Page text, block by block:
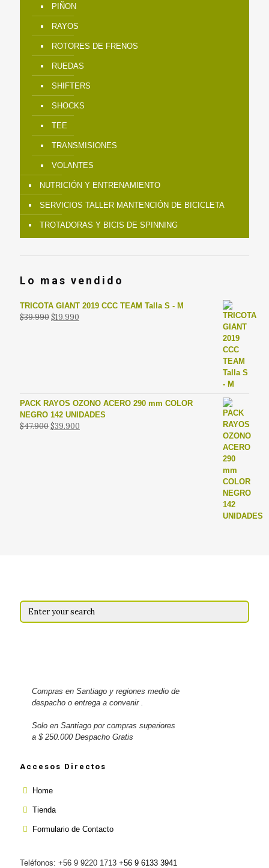
PIÑON
RAYOS
ROTORES DE FRENOS
RUEDAS
SHIFTERS
SHOCKS
TEE
TRANSMISIONES
VOLANTES
NUTRICIÓN Y ENTRENAMIENTO
SERVICIOS TALLER MANTENCIÓN DE BICICLETA
TROTADORAS Y BICIS DE SPINNING
Lo mas vendido
TRICOTA GIANT 2019 CCC TEAM Talla S - M
$39.990El
$19.990
PACK RAYOS OZONO ACERO 290 mm COLOR
NEGRO 142 UNIDADES
$47.900El
$39.900
Compras en Santiago y regiones medio de
despacho o entrega a convenir .
Solo en Santiago por compras superiores
a $ 250.000 Despacho Gratis
Accesos Directos
Home
Tienda
Formulario de Contacto
Teléfonos: +56 9 9220 1713 +56 9 6133 3941